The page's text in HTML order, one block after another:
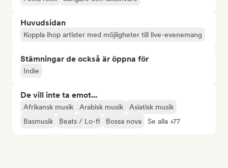
Huvudsidan
Koppla ihop artister med möjligheter till live-evenemang
Stämningar de också är öppna för
Indie
De vill inte ta emot...
Afrikansk musik Arabisk musik
Asiatisk musik
Basmusik
Beats / Lo-fi Bossa nova Se alla +77